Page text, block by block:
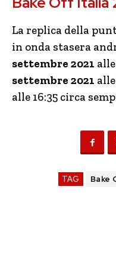
La replica della
in onda stasera
settembre 2021 alle
settembre 2021
alle 16:35 circa
TAG Bake